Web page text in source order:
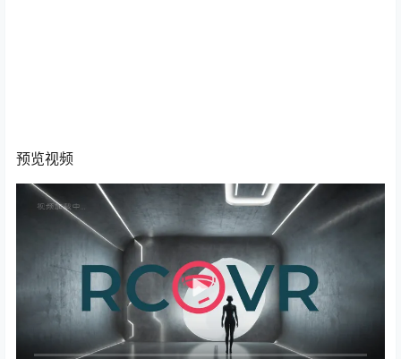
预览视频